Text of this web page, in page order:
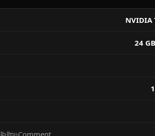
NVIDIA
24